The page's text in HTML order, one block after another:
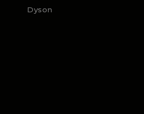
Dyson